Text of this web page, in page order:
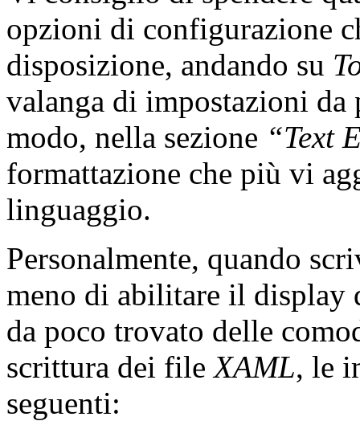
opzioni di configurazione
disposizione, andando su
valanga di impostazioni
modo, nella sezione “Text
formattazione che più vi
linguaggio.
Personalmente, quando
meno di abilitare il display
da poco trovato delle
scrittura dei fileXAML, le
seguenti: